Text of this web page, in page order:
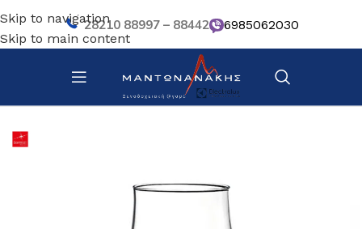
Skip to navigation
Skip to main content
28210 88997 – 88442 6985062030
Αρχική σελίδα/ Επιτραπέζια Είδη/ Ποτήρια